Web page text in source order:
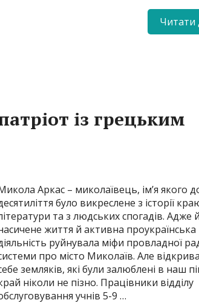
Читати
із грецьким
Аркас – миколаївець, ім’я якого
було викреслене з історії
та з людських спогадів. Адже
життя й активна проукраїнська
руйнувала міфи провладної
про місто Миколаїв. Але
земляків, які були залюблені в наш
ніколи не пізно. Працівники відділу
учнів 5-9 …